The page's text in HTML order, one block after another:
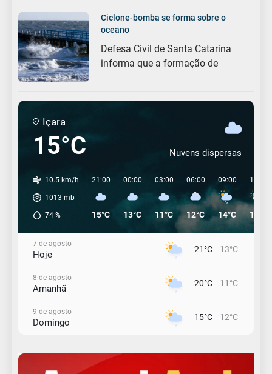
Ciclone-bomba se forma sobre o
oceano
Defesa Civil de Santa Catarina
informa que a formação de
Içara
15°C Nuvens dispersas
10.5 km/h
1013 mb
74 %
21:00
15°C
00:00
13°C
03:00
11°C
06:00
12°C
09:00
14°C
12:00
19°C
7 de agosto
Hoje 21°C 13°C
8 de agosto
Amanhã 20°C 11°C
9 de agosto
Domingo 15°C 12°C
Segunda-Feira 14°C 10°C